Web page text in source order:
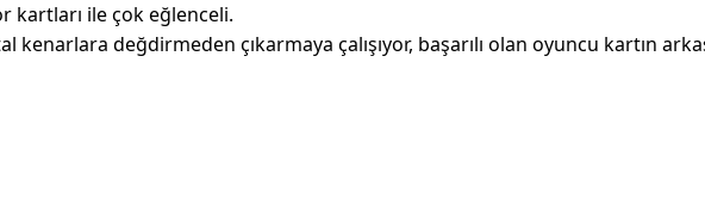
kartları ile çok eğlenceli.
değdirmeden çıkarmaya çalışıyor, başarılı olan oyuncu kartın